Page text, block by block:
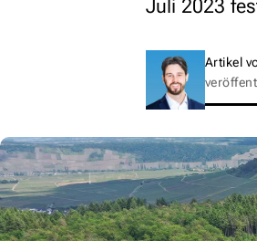
Juli 2023
Artikel